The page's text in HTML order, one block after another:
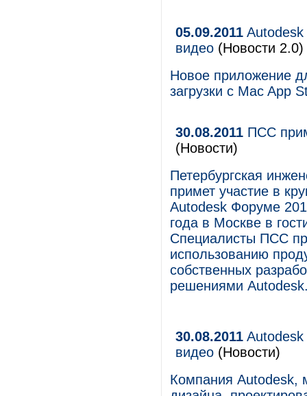
05.09.2011
видео (Новости 2.0)
Новое приложение
загрузки с Mac App
30.08.2011 ПСС
(Новости)
Петербургская
примет участие в
Autodesk Форуме
года в Москве в
Специалисты ПСС
использованию
собственных
решениями
30.08.2011
видео (Новости)
Компания Autodesk,